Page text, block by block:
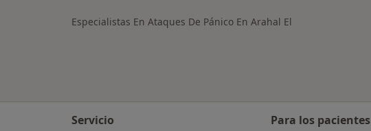
Especialistas En Ataques De Pánico En Arahal El
Servicio
Para los pacientes